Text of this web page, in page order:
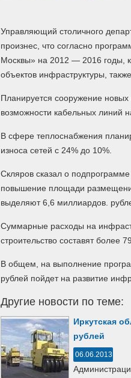
Управляющий столичного
произнес, что согласно
Москвы» на 2012 — 2016 годы,
объектов инфраструктуры,
Планируется сооружение
возможности кабельных линий
В сфере теплоснабжения
износа сетей с 24% до 10%.
Скляров сказал о
повышение площади
выделяют 6,6 миллиардов.
Суммарные расходы на
строительство составят более
В общем, на выполнение
рублей пойдет на развитие
Другие новости по теме:
Иркутская
рублей
06.06.2013